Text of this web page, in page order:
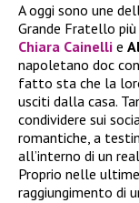
A oggi sono une
Grande Fratello
Chiara Cainelli e
napoletano doc
fatto sta che la
usciti dalla casa.
condividere sui
romantiche, a
all’interno di un
Proprio nelle
raggiungimento di